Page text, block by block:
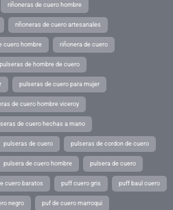
riñoneras de cuero hombre
riñoneras de cuero artesanales
cuero hombre riñonera de cuero
pulseras de hombre de cuero
pulseras de cuero para mujer
de cuero hombre viceroy
de cuero hechas a mano
pulseras de cuero pulseras de cordon de cuero
pulsera de cuero hombre pulsera de cuero
cuero baratos puff cuero gris puff baul cuero
negro puf de cuero marroqui